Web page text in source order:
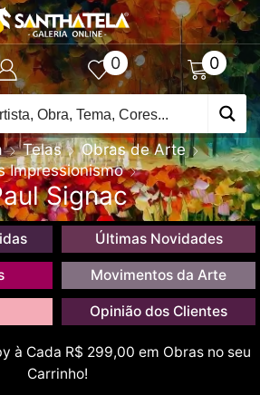
0 0
Telas
Obras de Arte
Impressionismo
Signac
Últimas Novidades
Movimentos da Arte
Opinião dos Clientes
à Cada R$ 299,00 em Obras no seu
Carrinho!